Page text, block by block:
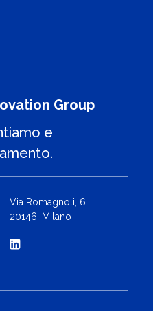
Group
e
Via Romagnoli, 6
20146, Milano